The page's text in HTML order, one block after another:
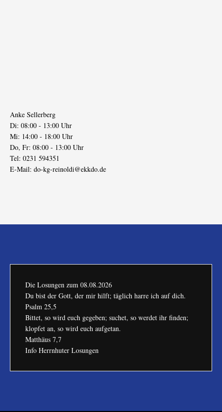
Anke Sellerberg
Di: 08:00 - 13:00 Uhr
Mi: 14:00 - 18:00 Uhr
Do, Fr: 08:00 - 13:00 Uhr
Tel: 0231 594351
E-Mail: do-kg-reinoldi@ekkdo.de
Die Losungen zum 08.08.2026
Du bist der Gott, der mir hilft; täglich harre ich auf dich.
Psalm 25,5
Bittet, so wird euch gegeben; suchet, so werdet ihr finden;
klopfet an, so wird euch aufgetan.
Matthäus 7,7
Info Herrnhuter Losungen